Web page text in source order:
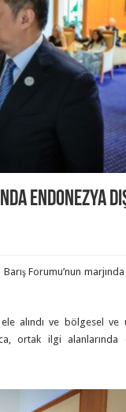
Endonezya
Forumu’nun
alındı ​​ve bölgesel ve
ortak ilgi